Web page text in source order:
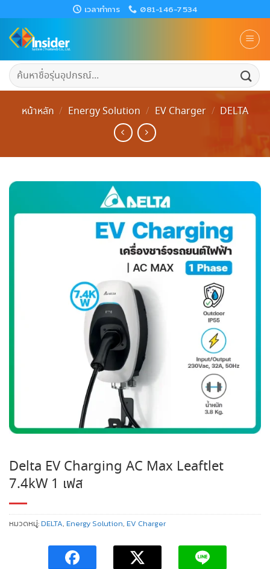
to
content
เวลาทำการ 081-146-7534
ค้นหา:
หน้าหลัก / Energy Solution / EV Charger / DELTA
Delta EV Charging AC Max Leaftlet
7.4kW 1 เฟส
หมวดหมู่:DELTA, Energy Solution, EV Charger